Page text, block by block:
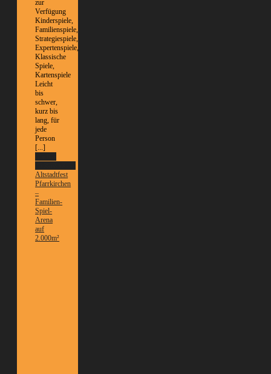
zur
Verfügung
Kinderspiele,
Familienspiele,
Strategiespiele,
Expertenspiele,
Klassische
Spiele,
Kartenspiele
Leicht
bis
schwer,
kurz bis
lang, für
jede
Person
[...]
Altstadtfest
Pfarrkirchen
–
Familien-
Spiel-
Arena
auf
2.000m²